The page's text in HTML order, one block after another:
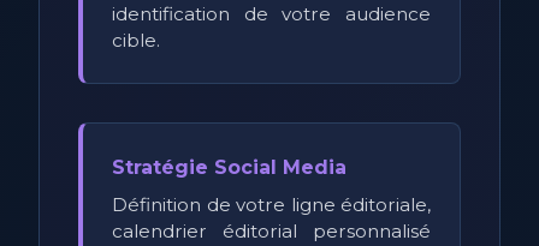
identification de votre audience
cible.
Stratégie Social Media
Définition de votre ligne éditoriale,
calendrier éditorial personnalisé